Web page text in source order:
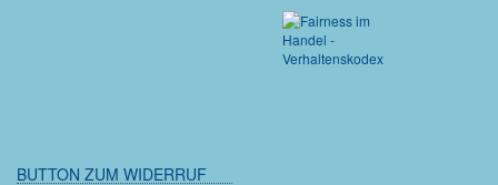
BUTTON ZUM WIDERRUF